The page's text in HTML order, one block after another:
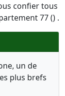
confier tous
77 () .
un de
plus brefs